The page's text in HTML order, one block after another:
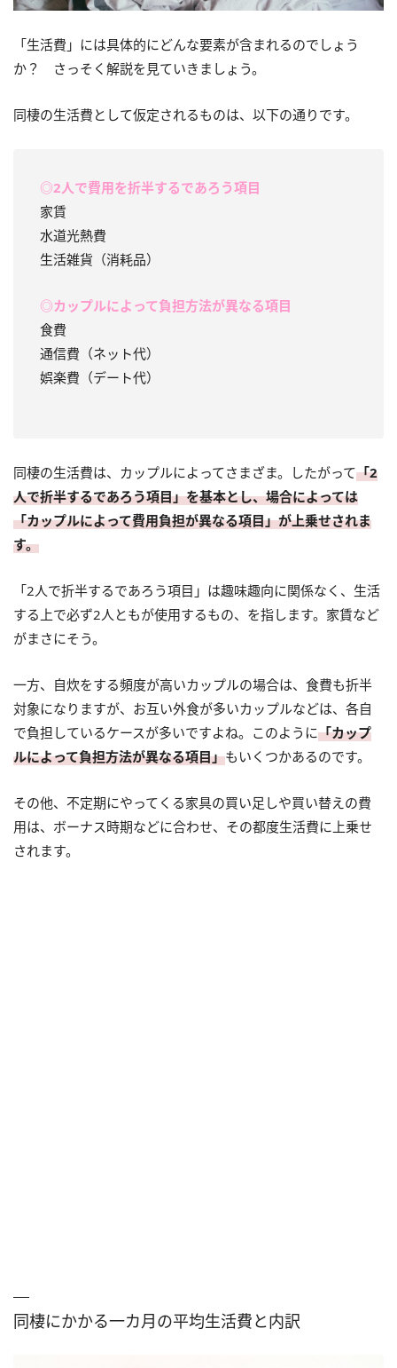
「生活費」には具体的にどんな要素が含まれるのでしょう
か？ さっそく解説を見ていきましょう。
同棲の生活費として仮定されるものは、以下の通りです。
◎2人で費用を折半するであろう項目
家賃
水道光熱費
生活雑貨（消耗品）
◎カップルによって負担方法が異なる項目
食費
通信費（ネット代）
娯楽費（デート代）
同棲の生活費は、カップルによってさまざま。したがって「2
人で折半するであろう項目」を基本とし、場合によっては
「カップルによって費用負担が異なる項目」が上乗せされま
す。
「2人で折半するであろう項目」は趣味趣向に関係なく、生活
する上で必ず2人ともが使用するもの、を指します。家賃など
がまさにそう。
一方、自炊をする頻度が高いカップルの場合は、食費も折半
対象になりますが、お互い外食が多いカップルなどは、各自
で負担しているケースが多いですよね。このように「カップ
ルによって負担方法が異なる項目」もいくつかあるのです。
その他、不定期にやってくる家具の買い足しや買い替えの費
用は、ボーナス時期などに合わせ、その都度生活費に上乗せ
されます。
同棲にかかる一カ月の平均生活費と内訳